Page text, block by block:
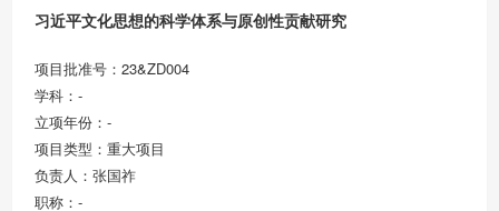
习近平文化思想的科学体系与原创性贡献研究
项目批准号：23&ZD004
学科：-
立项年份：-
项目类型：重大项目
负责人：张国祚
职称：-